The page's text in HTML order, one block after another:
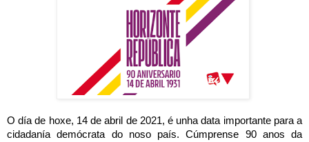
O día de hoxe, 14 de abril de 2021, é unha data importante para a
cidadanía demócrata do noso país. Cúmprense 90 anos da